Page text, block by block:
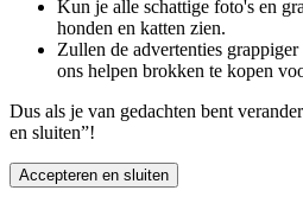
Kun je alle schattige foto's en
honden en katten zien.
Zullen de advertenties
ons helpen brokken te kopen
Dus als je van gedachten bent
en sluiten”!
Accepteren en sluiten